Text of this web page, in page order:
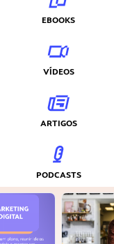
EBOOKS
VÍDEOS
ARTIGOS
PODCASTS